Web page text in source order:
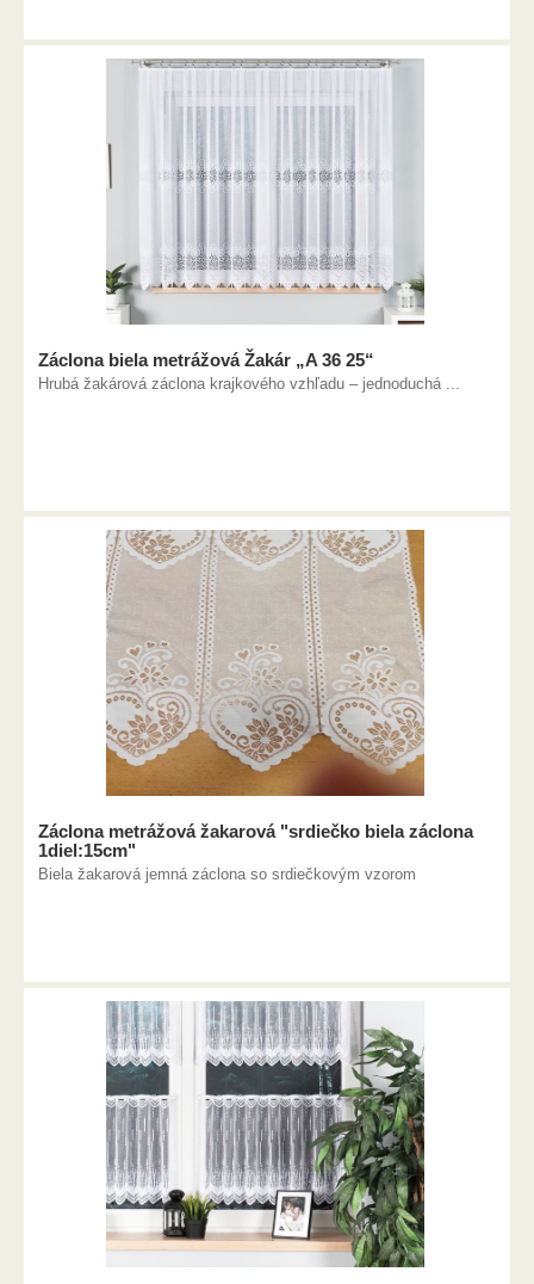
Záclona biela metrážová Žakár „A 36 25“
Hrubá žakárová záclona krajkového vzhľadu – jednoduchá ...
Záclona metrážová žakarová "srdiečko biela záclona
1diel:15cm"
Biela žakarová jemná záclona so srdiečkovým vzorom